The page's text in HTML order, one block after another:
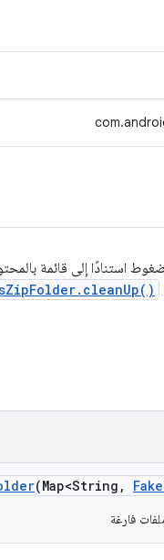
استنادًا إلى قائمة
(Map<String , Fake
فارغة